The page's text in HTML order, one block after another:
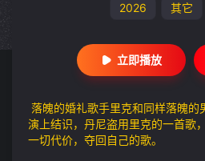
2026 其它
立即播放
落魄的婚礼歌手里克和同样落魄的
演上结识，丹尼盗用里克的一首歌
一切代价，夺回自己的歌。